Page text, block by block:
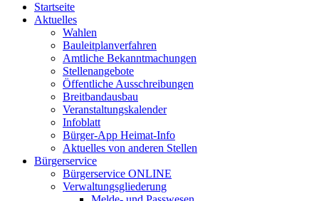
Startseite
Aktuelles
Wahlen
Bauleitplanverfahren
Amtliche Bekanntmachungen
Stellenangebote
Öffentliche Ausschreibungen
Breitbandausbau
Veranstaltungskalender
Infoblatt
Bürger-App Heimat-Info
Aktuelles von anderen Stellen
Bürgerservice
Bürgerservice ONLINE
Verwaltungsgliederung